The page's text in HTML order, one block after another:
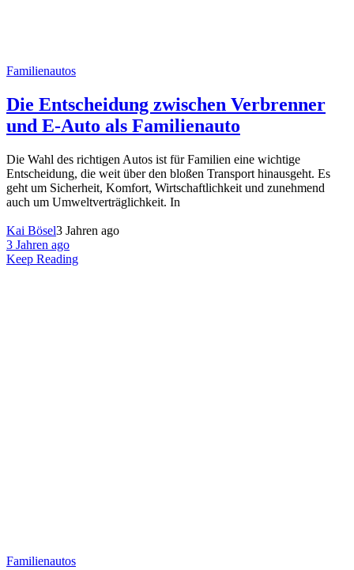
Familienautos
Die Entscheidung zwischen Verbrenner
und E-Auto als Familienauto
Die Wahl des richtigen Autos ist für Familien eine wichtige
Entscheidung, die weit über den bloßen Transport hinausgeht. Es
geht um Sicherheit, Komfort, Wirtschaftlichkeit und zunehmend
auch um Umweltverträglichkeit. In
Kai Bösel3 Jahren ago
3 Jahren ago
Keep Reading
Familienautos